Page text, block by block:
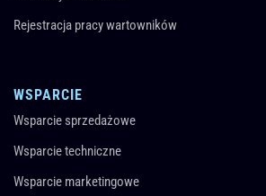
Rejestracja pracy wartowników
WSPARCIE
Wsparcie sprzedażowe
Wsparcie techniczne
Wsparcie marketingowe